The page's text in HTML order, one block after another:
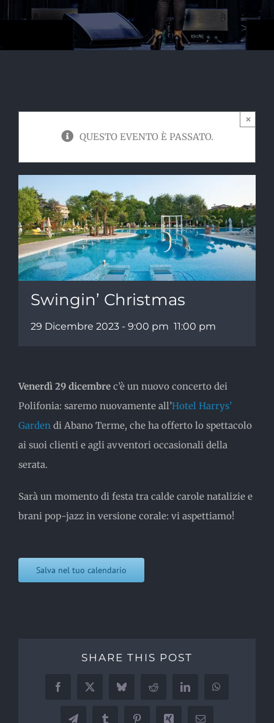
QUESTO EVENTO È PASSATO.
×
Swingin’ Christmas
29 Dicembre 2023 - 9:00 pm 11:00 pm
Venerdì 29 dicembre c’è un nuovo concerto dei
Polifonia: saremo nuovamente all’Hotel Harrys’
Garden di Abano Terme, che ha offerto lo spettacolo
ai suoi clienti e agli avventori occasionali della
serata.
Sarà un momento di festa tra calde carole natalizie e
brani pop-jazz in versione corale: vi aspettiamo!
Salva nel tuo calendario
SHARE THIS POST
Facebook
X BlueskyReddit LinkedInWhatsApp